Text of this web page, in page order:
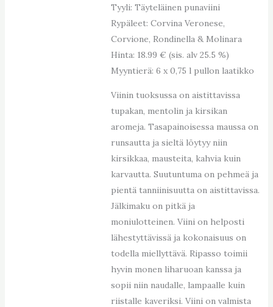
Tyyli: Täyteläinen punaviini
Rypäleet: Corvina Veronese,
Corvione, Rondinella & Molinara
Hinta: 18.99 € (sis. alv 25.5 %)
Myyntierä: 6 x 0,75 l pullon laatikko
Viinin tuoksussa on aistittavissa
tupakan, mentolin ja kirsikan
aromeja. Tasapainoisessa maussa on
runsautta ja sieltä löytyy niin
kirsikkaa, mausteita, kahvia kuin
karvautta. Suutuntuma on pehmeä ja
pientä tanniinisuutta on aistittavissa.
Jälkimaku on pitkä ja
moniulotteinen. Viini on helposti
lähestyttävissä ja kokonaisuus on
todella miellyttävä. Ripasso toimii
hyvin monen liharuoan kanssa ja
sopii niin naudalle, lampaalle kuin
riistalle kaveriksi. Viini on valmista